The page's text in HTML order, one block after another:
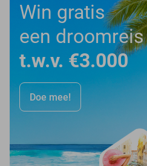
Win gratis
een droomreis
t.w.v. €3.000
Doe mee!